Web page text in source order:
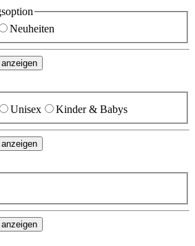
Neuheiten
Unisex Kinder & Babys